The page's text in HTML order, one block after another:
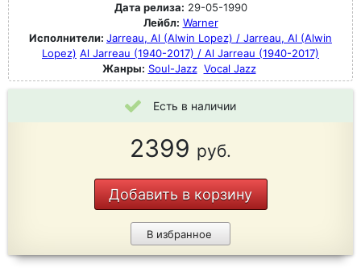
Дата релиза: 29-05-1990
Лейбл: Warner
Исполнители: Jarreau, Al (Alwin Lopez) / Jarreau, Al (Alwin
Lopez) Al Jarreau (1940-2017) / Al Jarreau (1940-2017)
Жанры: Soul-Jazz Vocal Jazz
Есть в наличии
2399 руб.
Добавить в корзину
В избранное